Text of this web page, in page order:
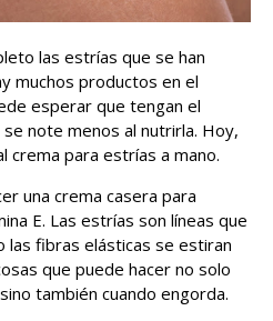
las estrías que se han
muchos productos en el
esperar que tengan el
note menos al nutrirla. Hoy,
para estrías a mano.
una crema casera para
E. Las estrías son líneas que
las fibras elásticas se estiran
que puede hacer no solo
también cuando engorda.